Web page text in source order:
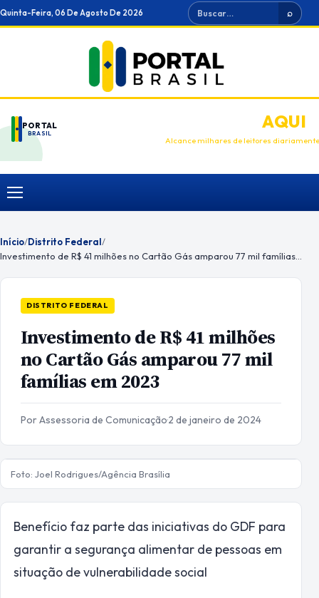
Ir
para
Quinta-Feira, 06 De Agosto De 2026 Buscar ⌕
PORTAL
BRASIL
ANUNCIEAQUI
Alcance milhares de leitores diariamente
Menu
Início/Distrito Federal/
DISTRITO FEDERAL
Investimento de R$ 41 milhões
no Cartão Gás amparou 77 mil
famílias em 2023
Por Assessoria de Comunicação·2 de janeiro de 2024
Foto: Joel Rodrigues/Agência Brasília
Benefício faz parte das iniciativas do GDF para
garantir a segurança alimentar de pessoas em
situação de vulnerabilidade social